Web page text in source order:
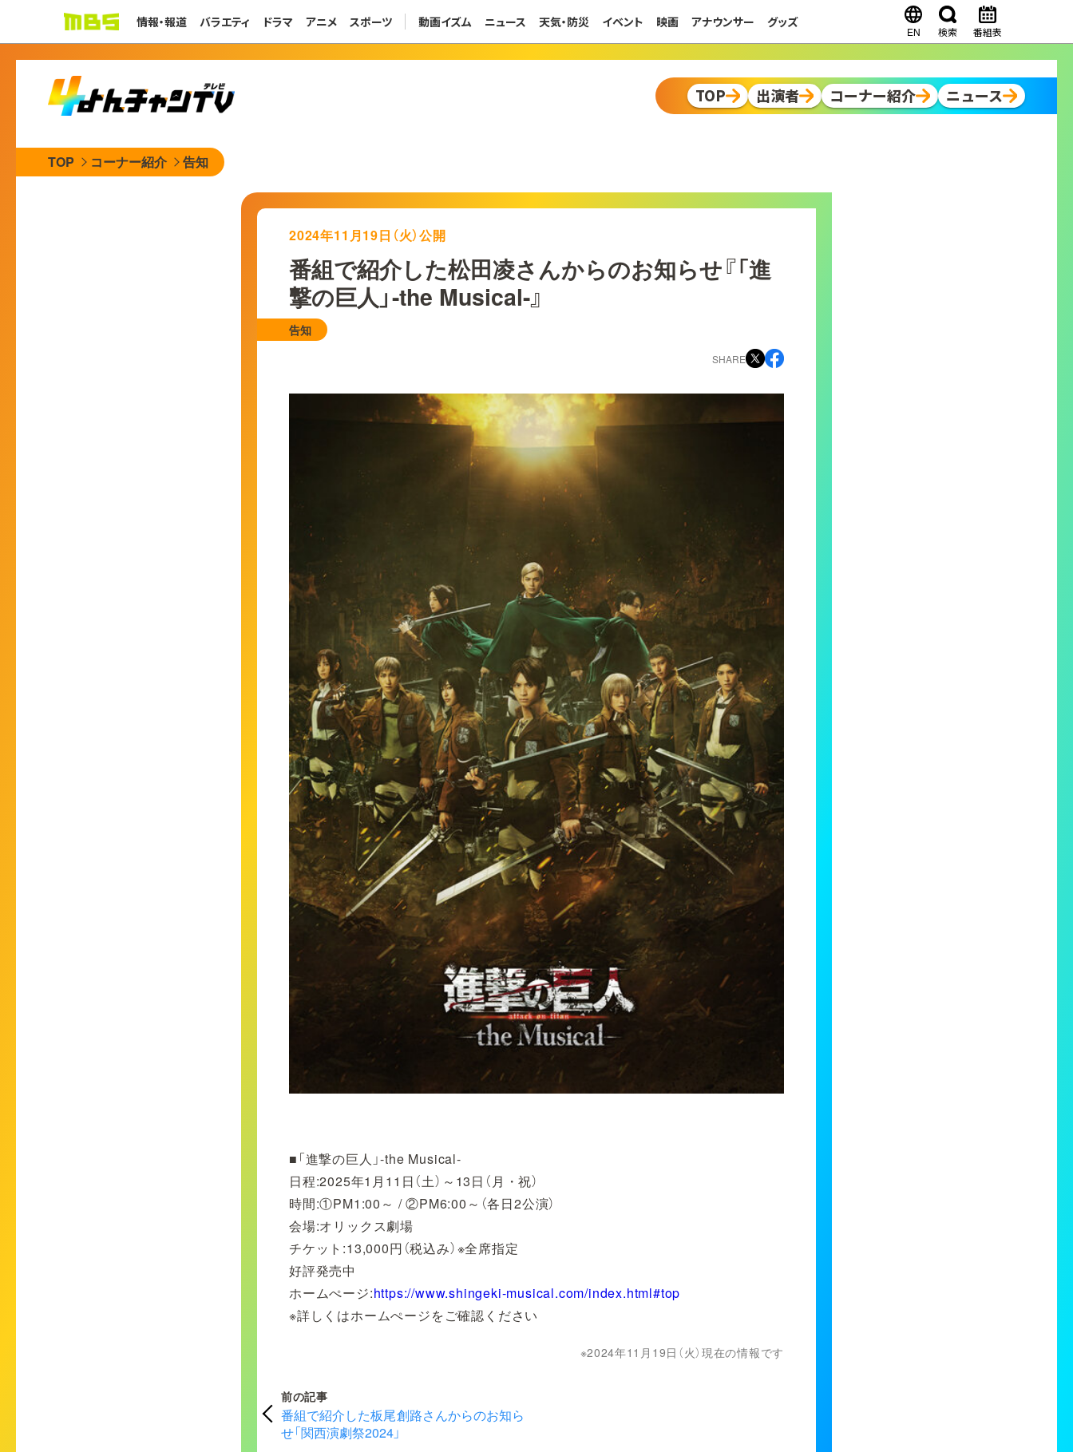
情報・報道 バラエティ ドラマ アニメ スポーツ 動画イズム ニュース 天気・防災 イベント 映画 アナウンサー グッズ
EN 検索 番組表
TOP 出演者 コーナー紹介 ニュース
TOP コーナー紹介 告知
2024年11月19日（火）公開
番組で紹介した松田凌さんからのお知らせ『「進
撃の巨人」-the Musical-』
告知
SHARE
■「進撃の巨人」-the Musical-
日程:2025年1月11日（土）～13日（月・祝）
時間:①PM1:00～ / ②PM6:00～（各日2公演）
会場:オリックス劇場
チケット:13,000円（税込み）※全席指定
好評発売中
ホームぺージ:https://www.shingeki-musical.com/index.html#top
※詳しくはホームぺージをご確認ください
2024年11月19日（火）現在の情報です
前の記事
番組で紹介した板尾創路さんからのお知ら
せ「関西演劇祭2024」